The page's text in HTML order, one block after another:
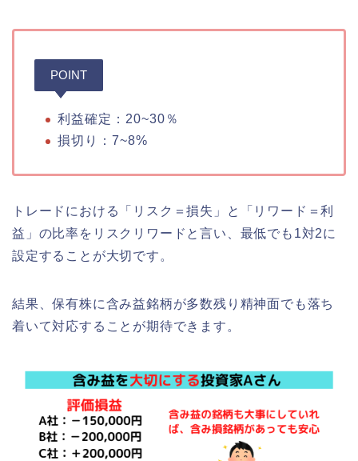
POINT
利益確定：20~30％
損切り：7~8%
トレードにおける「リスク＝損失」と「リワード＝利
益」の比率をリスクリワードと言い、最低でも1対2に
設定することが大切です。
結果、保有株に含み益銘柄が多数残り精神面でも落ち
着いて対応することが期待できます。